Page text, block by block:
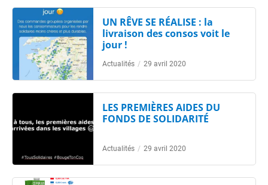
UN RÊVE SE RÉALISE : la
livraison des consos voit le
jour !
Actualités / 29 avril 2020
LES PREMIÈRES AIDES DU
FONDS DE SOLIDARITÉ
Actualités / 29 avril 2020